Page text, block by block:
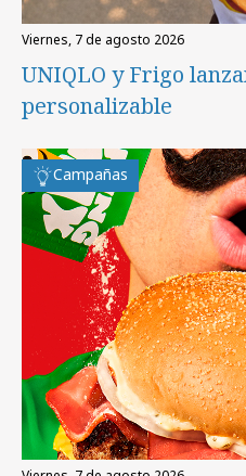
viernes, 7 de agosto 2026
UNIQLO y Frigo
personalizable
Campañas